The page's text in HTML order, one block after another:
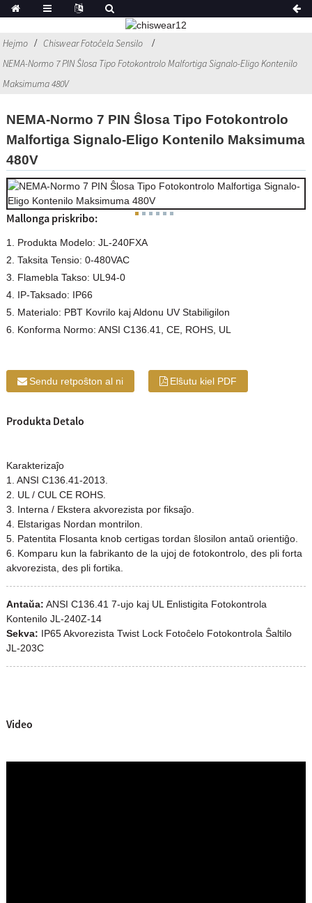
Hejmo
Chiswear Fotoĉela Sensilo
NEMA-Normo 7 PIN Ŝlosa Tipo Fotokontrolo Malfortiga Signalo-Eligo Kontenilo
Maksimuma 480V
NEMA-Normo 7 PIN Ŝlosa Tipo Fotokontrolo
Malfortiga Signalo-Eligo Kontenilo Maksimuma
480V
Mallonga priskribo:
1. Produkta Modelo: JL-240FXA
2. Taksita Tensio: 0-480VAC
3. Flamebla Takso: UL94-0
4. IP-Taksado: IP66
5. Materialo: PBT Kovrilo kaj Aldonu UV Stabiligilon
6. Konforma Normo: ANSI C136.41, CE, ROHS, UL
Sendu retpoŝton al ni Elŝutu kiel PDF
Produkta Detalo
Karakterizaĵo
1. ANSI C136.41-2013.
2. UL / CUL CE ROHS.
3. Interna / Ekstera akvorezista por fiksaĵo.
4. Elstarigas Nordan montrilon.
5. Patentita Flosanta knob certigas tordan ŝlosilon antaŭ orientiĝo.
6. Komparu kun la fabrikanto de la ujoj de fotokontrolo, des pli forta
akvorezista, des pli fortika.
Antaŭa: ANSI C136.41 7-ujo kaj UL Enlistigita Fotokontrola
Kontenilo JL-240Z-14
Sekva: IP65 Akvorezista Twist Lock Fotoĉelo Fotokontrola Ŝaltilo
JL-203C
Video